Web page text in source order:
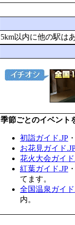
5km以内に他の駅は
季節ごとのイベント
初詣ガイド.JP
お花見ガイド
花火大会ガイド
紅葉ガイド.JP
てます。
全国温泉ガイド
内。